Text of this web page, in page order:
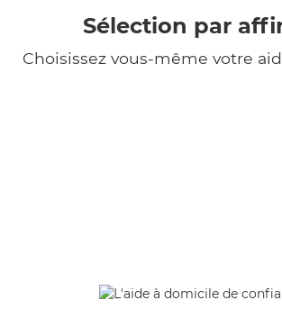
Sélection par
Choisissez vous-même votre